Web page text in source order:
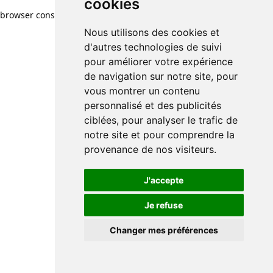
cookies
Nous utilisons des cookies et
d'autres technologies de suivi
pour améliorer votre expérience
de navigation sur notre site, pour
vous montrer un contenu
personnalisé et des publicités
ciblées, pour analyser le trafic de
notre site et pour comprendre la
provenance de nos visiteurs.
J'accepte
Je refuse
Changer mes préférences
browser console for more information)